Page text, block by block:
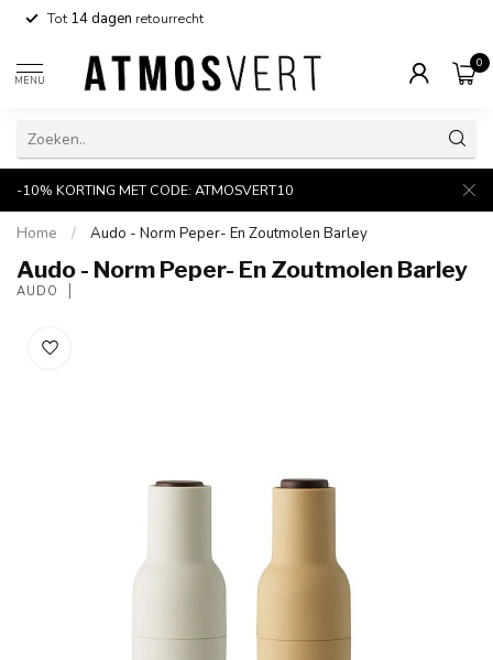
Tot14 dagen retourrecht
MENU
0
-10% KORTING MET CODE: ATMOSVERT10
Home / Audo - Norm Peper- En Zoutmolen Barley
Audo - Norm Peper- En Zoutmolen Barley
AUDO